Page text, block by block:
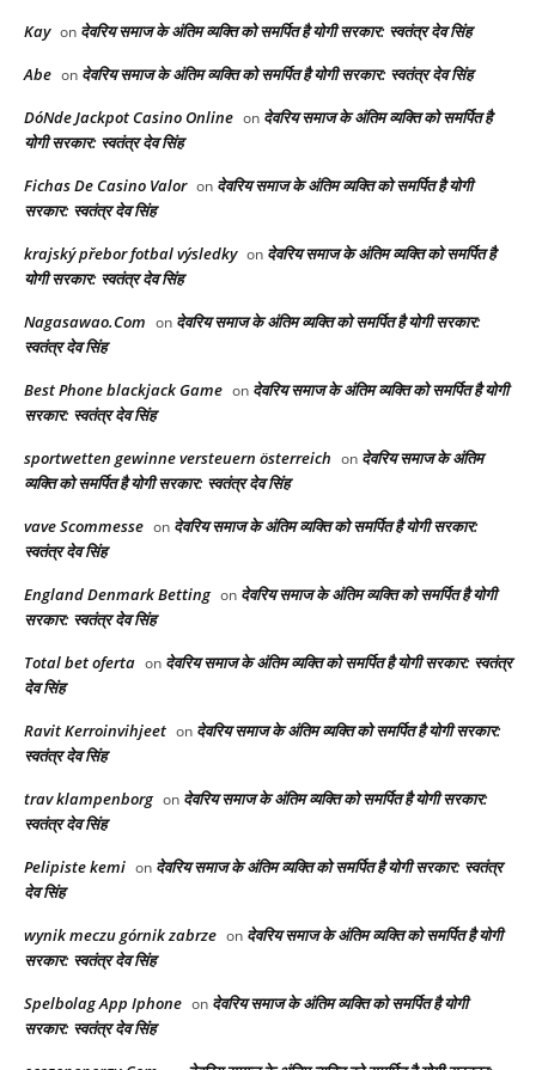
Kay on देवरिय समाज के अंतिम व्यक्ति को समर्पित है योगी सरकार: स्वतंत्र देव सिंह
Abe on देवरिय समाज के अंतिम व्यक्ति को समर्पित है योगी सरकार: स्वतंत्र देव सिंह
DóNde Jackpot Casino Online on देवरिय समाज के अंतिम व्यक्ति को समर्पित है
योगी सरकार: स्वतंत्र देव सिंह
Fichas De Casino Valor on देवरिय समाज के अंतिम व्यक्ति को समर्पित है योगी
सरकार: स्वतंत्र देव सिंह
krajský přebor fotbal výsledky on देवरिय समाज के अंतिम व्यक्ति को समर्पित है
योगी सरकार: स्वतंत्र देव सिंह
Nagasawao.Com on देवरिय समाज के अंतिम व्यक्ति को समर्पित है योगी सरकार:
स्वतंत्र देव सिंह
Best Phone blackjack Game on देवरिय समाज के अंतिम व्यक्ति को समर्पित है योगी
सरकार: स्वतंत्र देव सिंह
sportwetten gewinne versteuern österreich on देवरिय समाज के अंतिम
व्यक्ति को समर्पित है योगी सरकार: स्वतंत्र देव सिंह
vave Scommesse on देवरिय समाज के अंतिम व्यक्ति को समर्पित है योगी सरकार:
स्वतंत्र देव सिंह
England Denmark Betting on देवरिय समाज के अंतिम व्यक्ति को समर्पित है योगी
सरकार: स्वतंत्र देव सिंह
Total bet oferta on देवरिय समाज के अंतिम व्यक्ति को समर्पित है योगी सरकार: स्वतंत्र
देव सिंह
Ravit Kerroinvihjeet on देवरिय समाज के अंतिम व्यक्ति को समर्पित है योगी सरकार:
स्वतंत्र देव सिंह
trav klampenborg on देवरिय समाज के अंतिम व्यक्ति को समर्पित है योगी सरकार:
स्वतंत्र देव सिंह
Pelipiste kemi on देवरिय समाज के अंतिम व्यक्ति को समर्पित है योगी सरकार: स्वतंत्र
देव सिंह
wynik meczu górnik zabrze on देवरिय समाज के अंतिम व्यक्ति को समर्पित है योगी
सरकार: स्वतंत्र देव सिंह
Spelbolag App Iphone on देवरिय समाज के अंतिम व्यक्ति को समर्पित है योगी
सरकार: स्वतंत्र देव सिंह